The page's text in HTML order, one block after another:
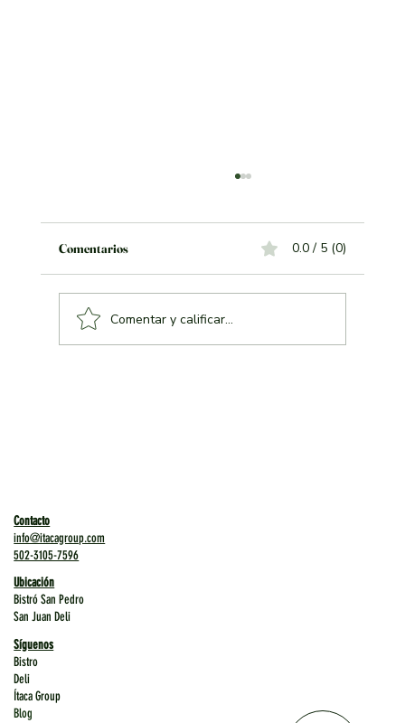
¿Por qué nos importa cada plato?
Comentarios 0.0 / 5 (0)
Comentar y calificar...
Contacto
info@itacagroup.com
502-3105-7596
Ubicación
Bistró San Pedro
San Juan Deli
Síguenos
Bistro
Deli
Ítaca Group
Blog